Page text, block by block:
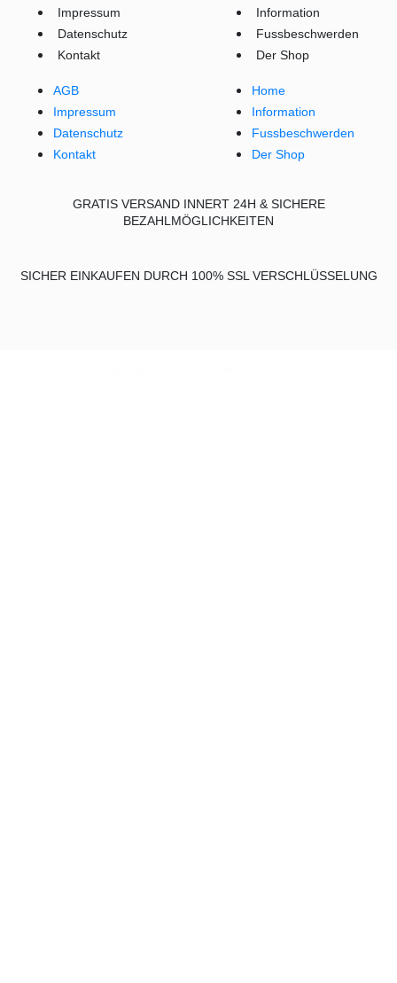
Impressum
Datenschutz
Kontakt
AGB
Impressum
Datenschutz
Kontakt
Information
Fussbeschwerden
Der Shop
Home
Information
Fussbeschwerden
Der Shop
GRATIS VERSAND INNERT 24H & SICHERE
BEZAHLMÖGLICHKEITEN
SICHER EINKAUFEN DURCH 100% SSL VERSCHLÜSSELUNG